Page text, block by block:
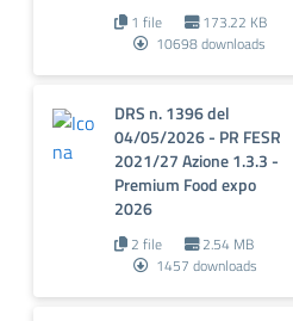
1 file
173.22 KB
10698 downloads
DRS n. 1396 del
04/05/2026 - PR FESR
2021/27 Azione 1.3.3 -
Premium Food expo
2026
2 file
2.54 MB
1457 downloads